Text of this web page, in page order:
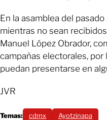
En la asamblea del
mientras no sean
Manuel López Obrador,
campañas electorales,
puedan presentarse en
JVR
Temas: cdmx Ayotzinapa